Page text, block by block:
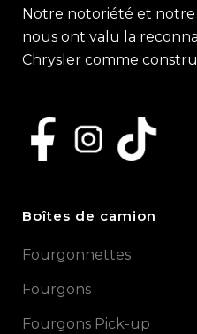
Notre notoriété et
nous ont valu la
Chrysler comme
Boîtes de camion
Fourgonnettes
Fourgons
Fourgons Pick-up